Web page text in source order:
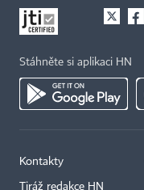
Stáhněte si aplikaci HN
Kontakty
Tiráž redakce HN